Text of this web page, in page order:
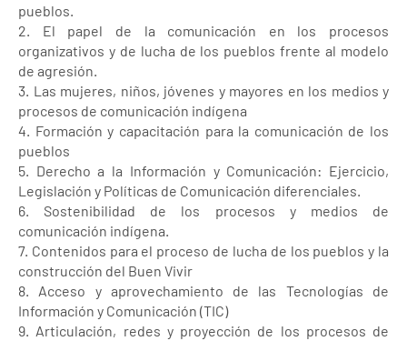
pueblos.
2. El papel de la comunicación en los procesos
organizativos y de lucha de los pueblos frente al modelo
de agresión.
3. Las mujeres, niños, jóvenes y mayores en los medios y
procesos de comunicación indígena
4. Formación y capacitación para la comunicación de los
pueblos
5. Derecho a la Información y Comunicación: Ejercicio,
Legislación y Políticas de Comunicación diferenciales.
6. Sostenibilidad de los procesos y medios de
comunicación indígena.
7. Contenidos para el proceso de lucha de los pueblos y la
construcción del Buen Vivir
8. Acceso y aprovechamiento de las Tecnologías de
Información y Comunicación (TIC)
9. Articulación, redes y proyección de los procesos de